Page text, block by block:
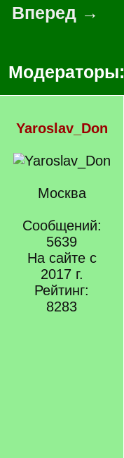
Вперед →
Модераторы:
Yaroslav_Don
Москва
Сообщений:
5639
На сайте с
2017 г.
Рейтинг:
8283